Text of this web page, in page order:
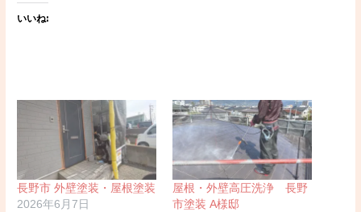
いいね:
長野市 外壁塗装・屋根塗装
2026年6月7日
屋根・外壁高圧洗浄 長野
市塗装 A様邸